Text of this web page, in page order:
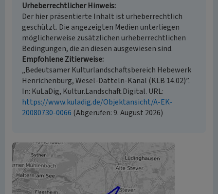
Urheberrechtlicher Hinweis
Der hier präsentierte Inhalt ist urheberrechtlich
geschützt. Die angezeigten Medien unterliegen
möglicherweise zusätzlichen urheberrechtlichen
Bedingungen, die an diesen ausgewiesen sind.
Empfohlene Zitierweise
„Bedeutsamer Kulturlandschaftsbereich Hebewerk
Henrichenburg, Wesel-Datteln-Kanal (KLB 14.02)”.
In: KuLaDig, Kultur.Landschaft.Digital. URL:
https://www.kuladig.de/Objektansicht/A-EK-
20080730-0066 (Abgerufen: 9. August 2026)